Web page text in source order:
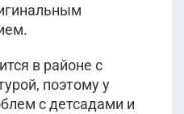
в районе с
поэтому у
с детсадами и